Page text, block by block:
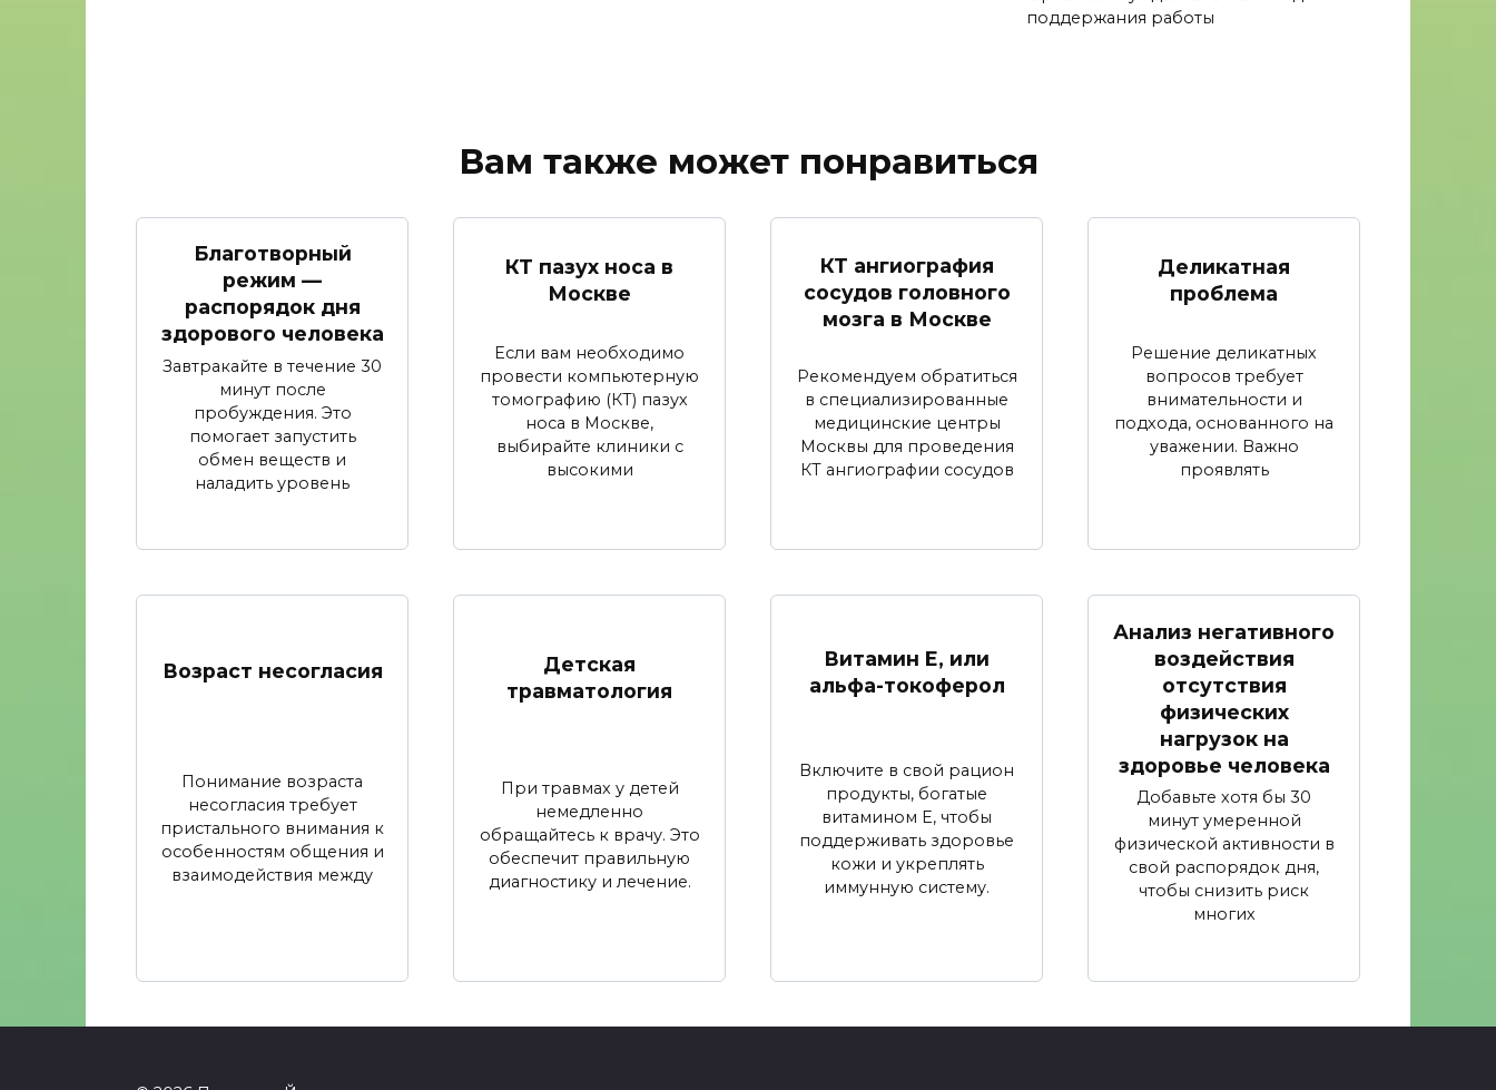
поддержания работы
Вам также может понравиться
Благотворный
режим —
распорядок дня
здорового человека
Завтракайте в течение 30
минут после
пробуждения. Это
помогает запустить
обмен веществ и
наладить уровень
КТ пазух носа в
Москве
Если вам необходимо
провести компьютерную
томографию (КТ) пазух
носа в Москве,
выбирайте клиники с
высокими
КТ ангиография
сосудов головного
мозга в Москве
Рекомендуем обратиться
в специализированные
медицинские центры
Москвы для проведения
КТ ангиографии сосудов
Деликатная
проблема
Решение деликатных
вопросов требует
внимательности и
подхода, основанного на
уважении. Важно
проявлять
Возраст несогласия
Понимание возраста
несогласия требует
пристального внимания к
особенностям общения и
взаимодействия между
Детская
травматология
При травмах у детей
немедленно
обращайтесь к врачу. Это
обеспечит правильную
диагностику и лечение.
Витамин E, или
альфа-токоферол
Включите в свой рацион
продукты, богатые
витамином E, чтобы
поддерживать здоровье
кожи и укреплять
иммунную систему.
Анализ негативного
воздействия
отсутствия
физических
нагрузок на
здоровье человека
Добавьте хотя бы 30
минут умеренной
физической активности в
свой распорядок дня,
чтобы снизить риск
многих